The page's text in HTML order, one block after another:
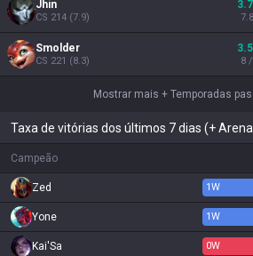
Jhin
CS 214 (7.9)
Smolder
CS 221 (8.3) 8
Mostrar mais + Temporadas
Taxa de vitórias dos últimos 7 dias (+
Campeão
Zed 1W
Yone 1W
Kai'Sa 0W